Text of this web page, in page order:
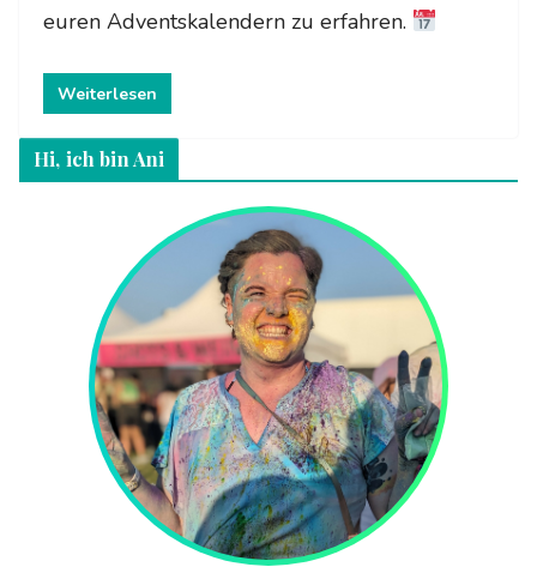
euren Adventskalendern zu erfahren.
Weiterlesen
Hi, ich bin Ani